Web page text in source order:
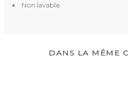
Non lavable
DANS LA MÊME